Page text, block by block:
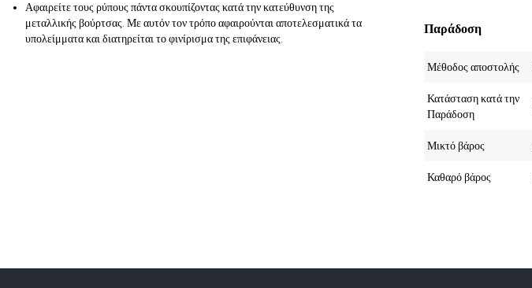
Αφαιρείτε τους ρύπους πάντα σκουπίζοντας κατά την κατεύθυνση της
μεταλλικής βούρτσας. Με αυτόν τον τρόπο αφαιρούνται αποτελεσματικά τα
υπολείμματα και διατηρείται το φινίρισμα της επιφάνειας.
Παράδοση
Μέθοδος αποστολής
Κατάσταση κατά την
Παράδοση
Μικτό βάρος
Καθαρό βάρος